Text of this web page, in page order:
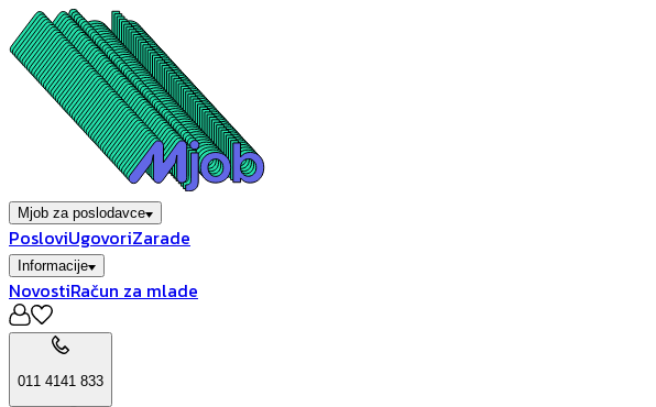
Mjob za poslodavce
PosloviUgovoriZarade
Informacije
NovostiRačun za mlade
011 4141 833